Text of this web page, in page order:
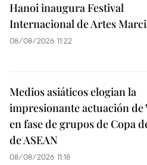
Hanoi inaugura Festival
Internacional de Artes
08/08/2026 11:22
Medios asiáticos elogian la
impresionante actuación de
en fase de grupos de Copa
de ASEAN
08/08/2026 11:18